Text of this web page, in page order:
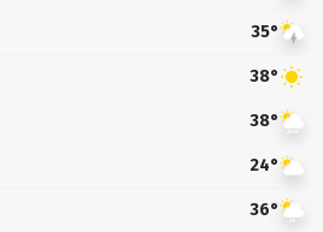
35°
38°
38°
24°
36°